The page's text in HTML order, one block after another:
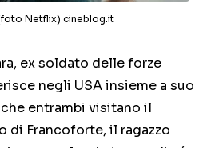
Netflix) cineblog.it
ex soldato delle forze
negli USA insieme a suo
entrambi visitano il
di Francoforte, il ragazzo